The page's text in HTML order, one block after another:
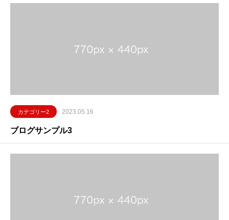
カテゴリー2 2023.05.16
ブログサンプル3